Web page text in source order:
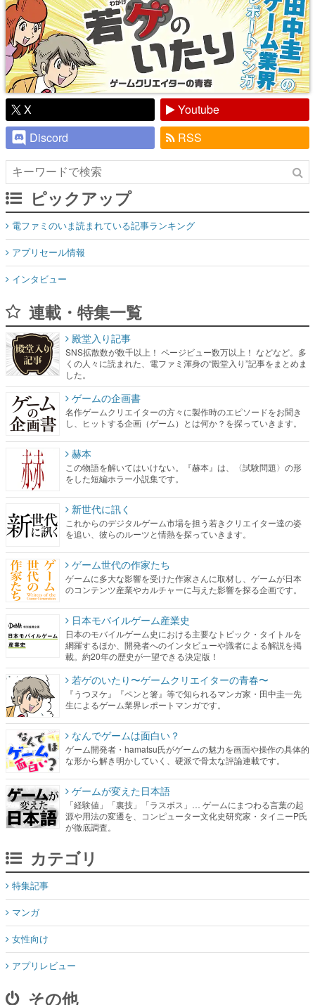
X
Youtube
Discord
RSS
ピックアップ
電ファミのいま読まれている記事ランキング
アプリセール情報
インタビュー
連載・特集一覧
殿堂入り記事
SNS拡散数が数千以上！ ページビュー数万以上！ などなど。多
くの人々に読まれた、電ファミ渾身の“殿堂入り”記事をまとめま
した。
ゲームの企画書
名作ゲームクリエイターの方々に製作時のエピソードをお聞き
し、ヒットする企画（ゲーム）とは何か？を探っていきます。
赫本
この物語を解いてはいけない。『赫本』は、〈試験問題〉の形
をした短編ホラー小説集です。
新世代に訊く
これからのデジタルゲーム市場を担う若きクリエイター達の姿
を追い、彼らのルーツと情熱を探っていきます。
ゲーム世代の作家たち
ゲームに多大な影響を受けた作家さんに取材し、ゲームが日本
のコンテンツ産業やカルチャーに与えた影響を探る企画です。
日本モバイルゲーム産業史
日本のモバイルゲーム史における主要なトピック・タイトルを
網羅するほか、開発者へのインタビューや識者による解説を掲
載。約20年の歴史が一望できる決定版！
若ゲのいたり〜ゲームクリエイターの青春〜
『うつヌケ』『ペンと箸』等で知られるマンガ家・田中圭一先
生によるゲーム業界レポートマンガです。
なんでゲームは面白い？
ゲーム開発者・hamatsu氏がゲームの魅力を画面や操作の具体的
な形から解き明かしていく、硬派で骨太な評論連載です。
ゲームが変えた日本語
「経験値」「裏技」「ラスボス」… ゲームにまつわる言葉の起
源や用法の変遷を、コンピューター文化史研究家・タイニーP氏
が徹底調査。
カテゴリ
特集記事
マンガ
女性向け
アプリレビュー
その他